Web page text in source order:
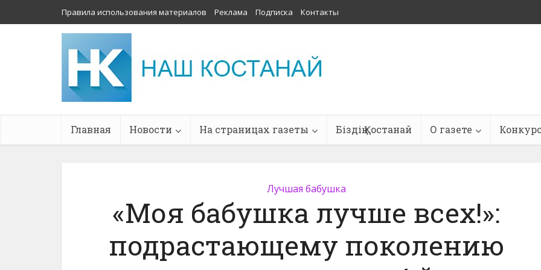
Правила использования материалов Реклама Подписка Контакты
Главная Новости На страницах газеты Біздің Қостанай О газете
Лучшая бабушка
«Моя бабушка лучше всех!»:
подрастающему поколению